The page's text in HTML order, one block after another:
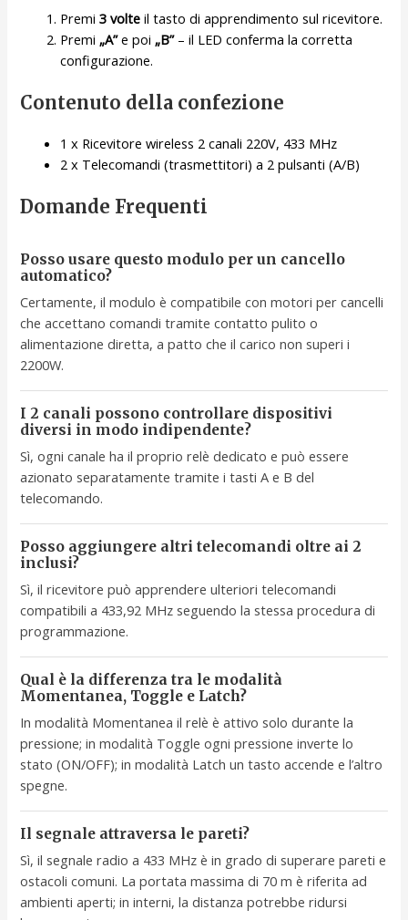
Premi3 volte il tasto di apprendimento sul ricevitore.
Premi „A”e poi „B”– il LED conferma la corretta
configurazione.
Contenuto della confezione
1 x Ricevitore wireless 2 canali 220V, 433 MHz
2 x Telecomandi (trasmettitori) a 2 pulsanti (A/B)
Domande Frequenti
Posso usare questo modulo per un cancello
automatico?
Certamente, il modulo è compatibile con motori per cancelli
che accettano comandi tramite contatto pulito o
alimentazione diretta, a patto che il carico non superi i
2200W.
I 2 canali possono controllare dispositivi
diversi in modo indipendente?
Sì, ogni canale ha il proprio relè dedicato e può essere
azionato separatamente tramite i tasti A e B del
telecomando.
Posso aggiungere altri telecomandi oltre ai 2
inclusi?
Sì, il ricevitore può apprendere ulteriori telecomandi
compatibili a 433,92 MHz seguendo la stessa procedura di
programmazione.
Qual è la differenza tra le modalità
Momentanea, Toggle e Latch?
In modalità Momentanea il relè è attivo solo durante la
pressione; in modalità Toggle ogni pressione inverte lo
stato (ON/OFF); in modalità Latch un tasto accende e l’altro
spegne.
Il segnale attraversa le pareti?
Sì, il segnale radio a 433 MHz è in grado di superare pareti e
ostacoli comuni. La portata massima di 70 m è riferita ad
ambienti aperti; in interni, la distanza potrebbe ridursi